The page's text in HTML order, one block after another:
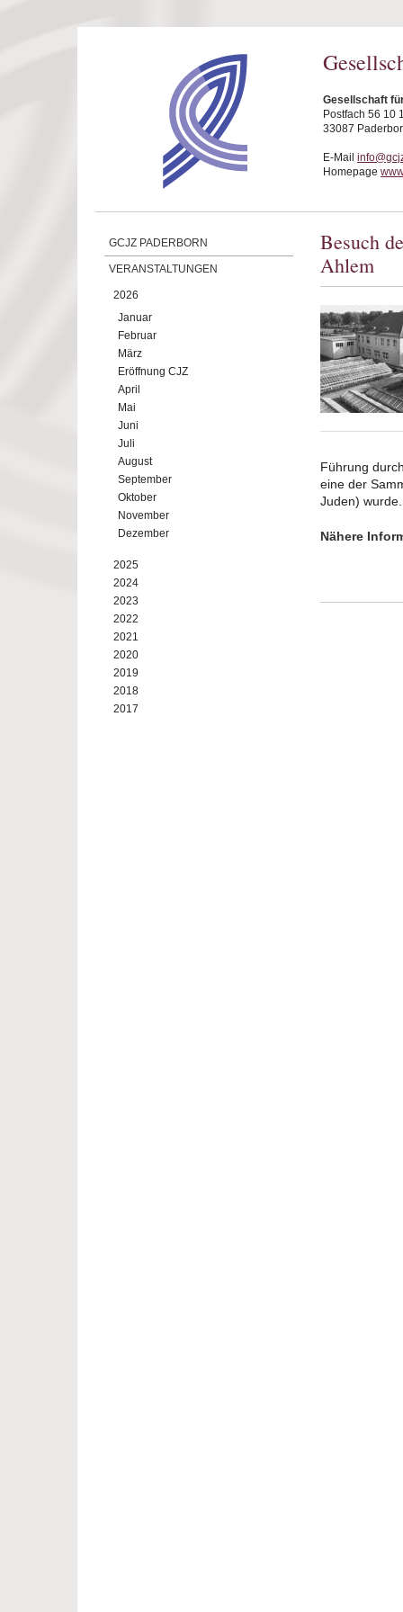
Gesellschaft
Postfach 56 10
33087
E-Mail
Homepage
GCJZ PADERBORN
VERANSTALTUNGEN
2026
Januar
Februar
März
Eröffnung CJZ
April
Mai
Juni
Juli
August
September
Oktober
November
Dezember
2025
2024
2023
2022
2021
2020
2019
2018
2017
Besuch
Ahlem
Führung
eine der
Juden) wurde.
Nähere